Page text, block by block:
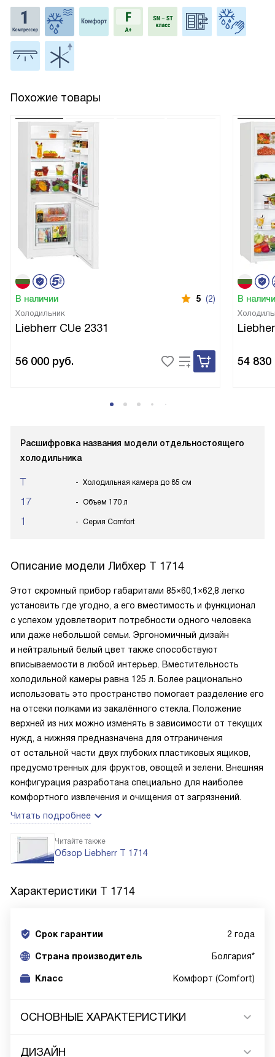
Похожие товары
В наличии 5 (2)
Холодильник
Liebherr CUe 2331
56 000 руб.
В
54 830
Расшифровка названия модели отдельностоящего
холодильника
T Холодильная камера до 85 см
17 Объем 170 л
1 Серия Comfort
Описание модели Либхер T 1714
Этот скромный прибор габаритами 85×60,1×62,8 легко
установить где угодно, а его вместимость и функционал
с успехом удовлетворит потребности одного человека
или даже небольшой семьи. Эргономичный дизайн
и нейтральный белый цвет также способствуют
вписываемости в любой интерьер. Вместительность
холодильной камеры равна 125 л. Более рационально
использовать это пространство помогает разделение его
на отсеки полками из закалённого стекла. Положение
верхней из них можно изменять в зависимости от текущих
нужд, а нижняя предназначена для отграничения
от остальной части двух глубоких пластиковых ящиков,
предусмотренных для фруктов, овощей и зелени. Внешняя
конфигурация разработана специально для наиболее
комфортного извлечения и очищения от загрязнений.
Читать подробнее
Читайте также
Обзор Liebherr T 1714
Характеристики T 1714
Срок гарантии 2 года
Cтрана производитель Болгария*
Класс Комфорт (Comfort)
ОСНОВНЫЕ ХАРАКТЕРИСТИКИ
ДИЗАЙН